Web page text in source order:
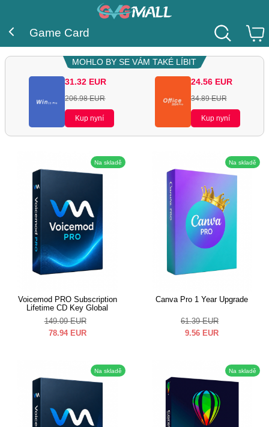
Game Card
MOHLO BY SE VÁM TAKÉ LÍBIT
31.32 EUR
206.98 EUR
Kup nyní
24.56 EUR
34.89 EUR
Kup nyní
Na skladě
Voicemod PRO Subscription
Lifetime CD Key Global
149.09 EUR
78.94 EUR
Na skladě
Canva Pro 1 Year Upgrade
61.39 EUR
9.56 EUR
Na skladě Na skladě